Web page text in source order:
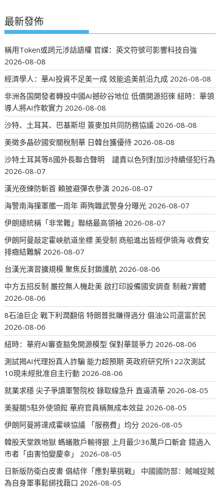
最新發佈
稱用Token或詞元涉話語權 官媒：英文符號可影響科技自強
2026-08-08
經濟學人：華AI投資不足美一成 效能追美前沿九成 2026-08-08
非洲各国開發者轉投中國AI撼矽谷地位 低價開源招徠 紐時：華領
導人將AI作軟實力 2026-08-08
沙特、土耳其、巴基斯坦 簽麥加共同防務協議 2026-08-08
美徵多晶矽國安關稅制華 日韓台獲優待 2026-08-08
沙特土耳其等8國外長聯合聲明 譴責以色列對加沙持續侵犯行為
2026-08-07
漢光夜練防斬首 賴披避彈衣參演 2026-08-07
海警南海撞軍艦一周年 兩殉職武警身分曝光 2026-08-07
伊朗總統稱「非常難」聯絡最高領袖 2026-08-07
伊朗阿曼敲定霍峽航道坐標 美受制 商船進出皆經伊領海 收費安
排癥結難解 2026-08-07
台漢光演習擴規模 聚焦反封鎖護航 2026-08-06
中方五招反制 嚴控無人機赴美 啟打印設備國安調查 制裁7實體
2026-08-06
8石油巨企 戰下利潤翻倍 特朗普批賺得過分 倡油公司還富於民
2026-08-06
紐時：華府AI審查豁免開源模型 保對華競爭力 2026-08-06
測試揭AI代理扮真人詐騙 能力超預期 英政府研究所122次測試
10現未經批准自主行動 2026-08-06
就業求穩 尖子爭讀軍警院校 錄取線急升 直逼清華 2026-08-05
美擬關5駐外使領館 華府官員稱無成本效益 2026-08-05
伊朗阿曼將達成霍峽協議 「服務費」均分 2026-08-05
韓股天堂跌地獄 螞蟻散戶輸得狠 上月最少36萬戶口斬倉 錯過入
市者「由害怕變慶幸」
2026-08-05
日新版防衛白皮書 倡結伴「應對華挑戰」 中國國防部：賊喊捉賊
為自身軍事鬆綁找藉口 2026-08-05